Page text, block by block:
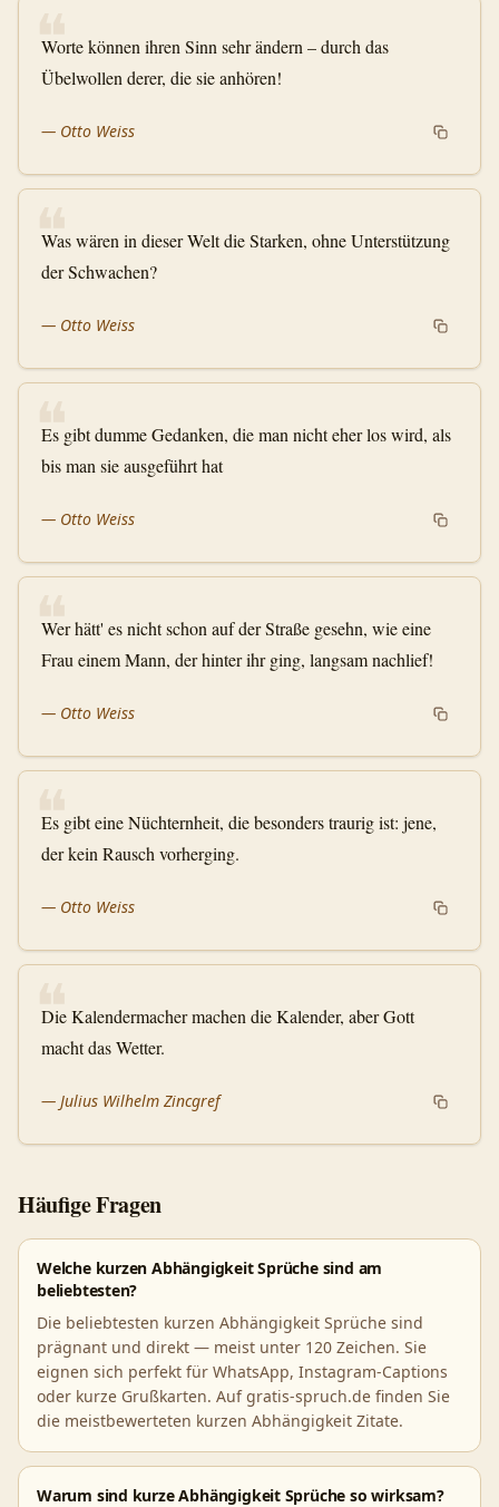
❝
Worte können ihren Sinn sehr ändern – durch das
Übelwollen derer, die sie anhören!
— Otto Weiss
❝
Was wären in dieser Welt die Starken, ohne Unterstützung
der Schwachen?
— Otto Weiss
❝
Es gibt dumme Gedanken, die man nicht eher los wird, als
bis man sie ausgeführt hat
— Otto Weiss
❝
Wer hätt' es nicht schon auf der Straße gesehn, wie eine
Frau einem Mann, der hinter ihr ging, langsam nachlief!
— Otto Weiss
❝
Es gibt eine Nüchternheit, die besonders traurig ist: jene,
der kein Rausch vorherging.
— Otto Weiss
❝
Die Kalendermacher machen die Kalender, aber Gott
macht das Wetter.
— Julius Wilhelm Zincgref
Häufige Fragen
Welche kurzen Abhängigkeit Sprüche sind am
beliebtesten?
Die beliebtesten kurzen Abhängigkeit Sprüche sind
prägnant und direkt — meist unter 120 Zeichen. Sie
eignen sich perfekt für WhatsApp, Instagram-Captions
oder kurze Grußkarten. Auf gratis-spruch.de finden Sie
die meistbewerteten kurzen Abhängigkeit Zitate.
Warum sind kurze Abhängigkeit Sprüche so wirksam?